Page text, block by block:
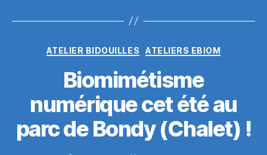
Catégories
ATELIER BIDOUILLES ATELIERS EBIOM
Biomimétisme
numérique cet été au
parc de Bondy (Chalet) !